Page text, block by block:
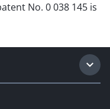
No. 0 038 145 is